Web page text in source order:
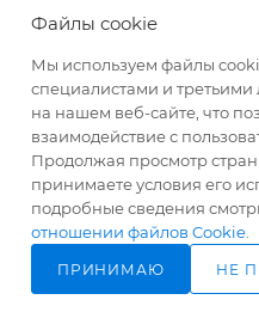
ПОЛИТИКА
2026 © Родные стены -
Файлы cookie
Мы используем файлы
специалистами и
на нашем веб-сайте, что
взаимодействие с
Продолжая просмотр
принимаете условия его
подробные сведения
отношении файлов Cookie
ПРИНИМАЮ НЕ